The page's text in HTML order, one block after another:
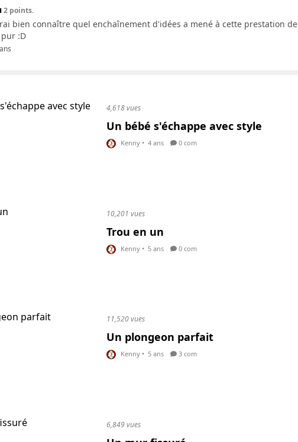
2 points.
bien connaître quel enchaînement d'idées a mené à cette prestation de
:D
4,618 vues
Un bébé s'échappe avec style
Kenny • 4 ans 0 com
10,201 vues
Trou en un
Kenny • 5 ans 0 com
11,520 vues
Un plongeon parfait
Kenny • 5 ans 3 com
6,849 vues